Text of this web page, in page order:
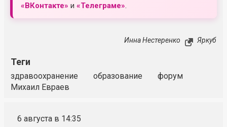
«ВКонтакте» и «Телеграме».
Инна Нестеренко Яркуб
Теги
здравоохранение образование
форум
Михаил Евраев
6 августа в 14:35